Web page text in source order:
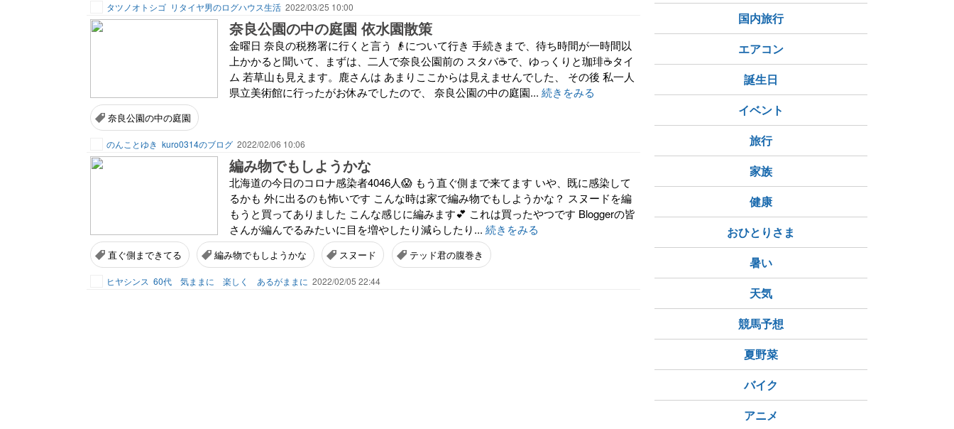
タツノオトシゴ リタイヤ男のログハウス生活 2022/03/25 10:00
奈良公園の中の庭園 依水園散策
金曜日 奈良の税務署に行くと言う 👴について行き 手続きまで、待ち時間が一時間以
上かかると聞いて、まずは、二人で奈良公園前の スタバ☕で、ゆっくりと珈琲☕タイ
ム 若草山も見えます。鹿さんは あまりここからは見えませんでした、 その後 私一人
県立美術館に行ったがお休みでしたので、 奈良公園の中の庭園... 続きをみる
奈良公園の中の庭園
のんことゆき kuro0314のブログ 2022/02/06 10:06
編み物でもしようかな
北海道の今日のコロナ感染者4046人😱 もう直ぐ側まで来てます いや、既に感染して
るかも 外に出るのも怖いです こんな時は家で編み物でもしようかな？ スヌードを編
もうと買ってありました こんな感じに編みます💕 これは買ったやつです Bloggerの皆
さんが編んでるみたいに目を増やしたり減らしたり... 続きをみる
直ぐ側まできてる 編み物でもしようかな スヌード テッド君の腹巻き
ヒヤシンス 60代 気ままに 楽しく あるがままに 2022/02/05 22:44
国内旅行
エアコン
誕生日
イベント
旅行
家族
健康
おひとりさま
暑い
天気
競馬予想
夏野菜
バイク
アニメ